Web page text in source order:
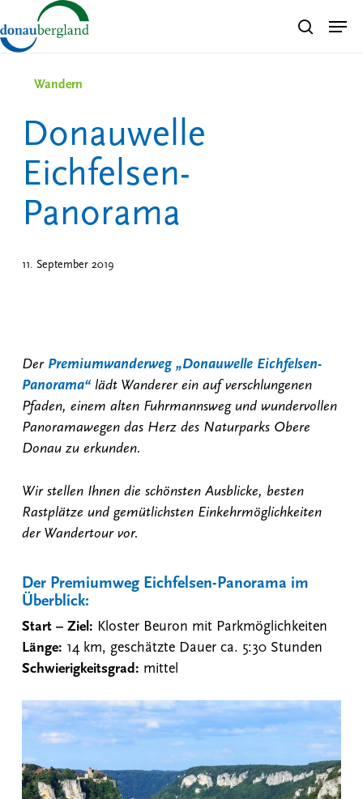
to
main
search
Wandern
Donauwelle
Eichfelsen-
Panorama
11. September 2019
Der Premiumwanderweg „Donauwelle Eichfelsen-
Panorama“lädt Wanderer ein auf verschlungenen
Pfaden, einem alten Fuhrmannsweg und wundervollen
Panoramawegen das Herz des Naturparks Obere
Donau zu erkunden.
Wir stellen Ihnen die schönsten Ausblicke, besten
Rastplätze und gemütlichsten Einkehrmöglichkeiten
der Wandertour vor.
Der Premiumweg Eichfelsen-Panorama im
Überblick:
Start – Ziel: Kloster Beuron mit Parkmöglichkeiten
Länge: 14 km, geschätzte Dauer ca. 5:30 Stunden
Schwierigkeitsgrad: mittel